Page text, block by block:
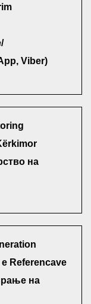
Viber)
на
Referencave
на